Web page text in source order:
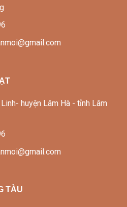
huyện Lâm Hà - tỉnh Lâm
TÀU